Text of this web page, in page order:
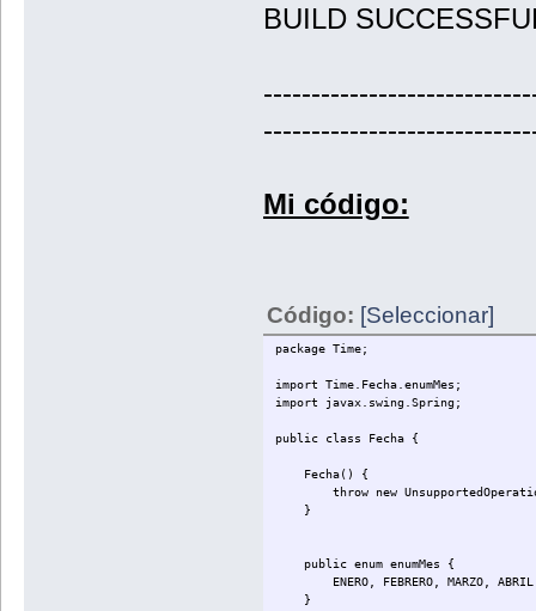
BUILD
Mi código:
Código: [Seleccionar]
package Time;
import Time.Fecha.enumMes;
import javax.swing.Spring;
public class Fecha {
Fecha() {
throw new
}
public enum enumMes {
ENERO, FEBRERO, MARZO, ABRIL,
}